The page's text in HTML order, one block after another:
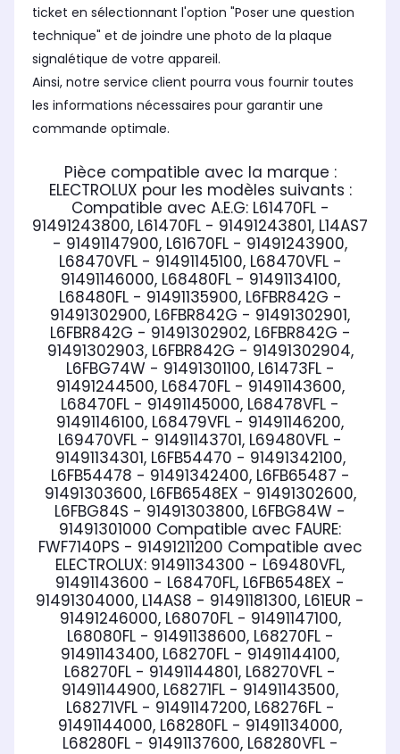
ticket en sélectionnant l'option "Poser une question
technique" et de joindre une photo de la plaque
signalétique de votre appareil.
Ainsi, notre service client pourra vous fournir toutes
les informations nécessaires pour garantir une
commande optimale.
Pièce compatible avec la marque :
ELECTROLUX pour les modèles suivants :
Compatible avec A.E.G: L61470FL -
91491243800, L61470FL - 91491243801, L14AS7
- 91491147900, L61670FL - 91491243900,
L68470VFL - 91491145100, L68470VFL -
91491146000, L68480FL - 91491134100,
L68480FL - 91491135900, L6FBR842G -
91491302900, L6FBR842G - 91491302901,
L6FBR842G - 91491302902, L6FBR842G -
91491302903, L6FBR842G - 91491302904,
L6FBG74W - 91491301100, L61473FL -
91491244500, L68470FL - 91491143600,
L68470FL - 91491145000, L68478VFL -
91491146100, L68479VFL - 91491146200,
L69470VFL - 91491143701, L69480VFL -
91491134301, L6FB54470 - 91491342100,
L6FB54478 - 91491342400, L6FB65487 -
91491303600, L6FB6548EX - 91491302600,
L6FBG84S - 91491303800, L6FBG84W -
91491301000 Compatible avec FAURE:
FWF7140PS - 91491211200
ELECTROLUX: 91491134300 - L69480VFL,
91491143600 - L68470FL, L6FB6548EX -
91491304000, L14AS8 - 91491181300, L61EUR -
91491246000, L68070FL - 91491147100,
L68080FL - 91491138600, L68270FL -
91491143400, L68270FL - 91491144100,
L68270FL - 91491144801, L68270VFL -
91491144900, L68271FL - 91491143500,
L68271VFL - 91491147200, L68276FL -
91491144000, L68280FL - 91491134000,
L68280FL - 91491137600, L68280VFL -